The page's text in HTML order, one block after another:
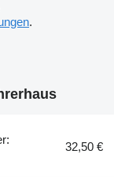
.
32,50 €